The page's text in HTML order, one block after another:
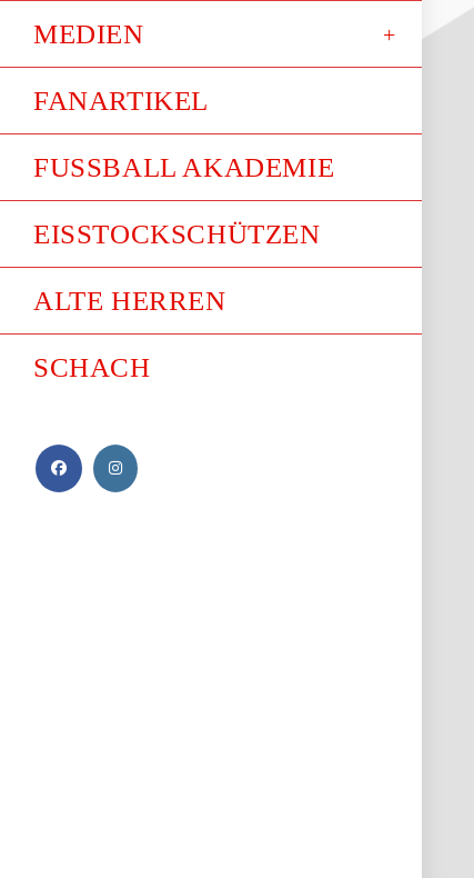
MEDIEN
FANARTIKEL
FUSSBALL AKADEMIE
EISSTOCKSCHÜTZEN
ALTE HERREN
SCHACH